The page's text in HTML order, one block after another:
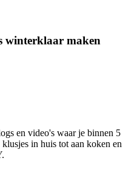
winterklaar maken
en video's waar je binnen 5
in huis tot aan koken en